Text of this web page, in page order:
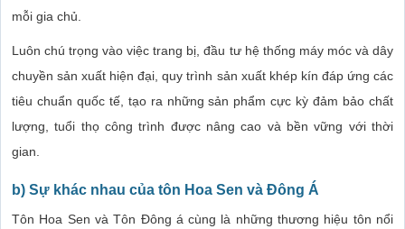
mỗi gia chủ.
Luôn chú trọng vào việc trang bị, đầu tư hệ thống máy móc và dây
chuyền sản xuất hiện đại, quy trình sản xuất khép kín đáp ứng các
tiêu chuẩn quốc tế, tạo ra những sản phẩm cực kỳ đảm bảo chất
lượng, tuổi thọ công trình được nâng cao và bền vững với thời
gian.
b) Sự khác nhau của tôn Hoa Sen và Đông Á
Tôn Hoa Sen và Tôn Đông á cùng là những thương hiệu tôn nổi